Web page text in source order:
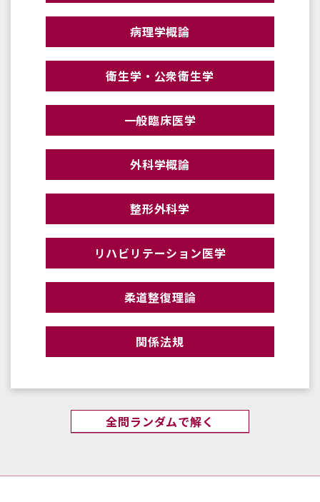
病理学概論
衛生学・公衆衛生学
一般臨床医学
外科学概論
整形外科学
リハビリテーション医学
柔道整復理論
関係法規
全問ランダムで解く